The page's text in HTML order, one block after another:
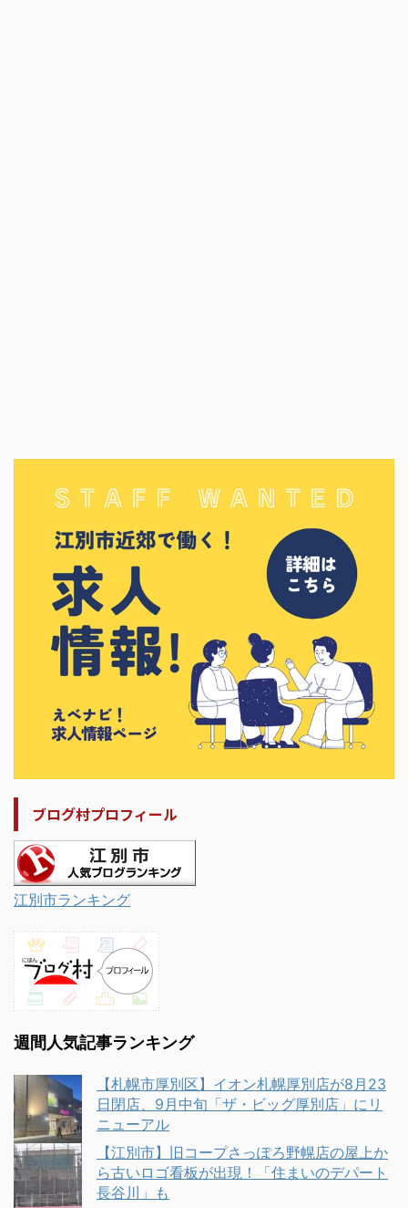
ブログ村プロフィール
江別市ランキング
週間人気記事ランキング
【札幌市厚別区】イオン札幌厚別店が8月23
日閉店、9月中旬「ザ・ビッグ厚別店」にリ
ニューアル
【江別市】旧コープさっぽろ野幌店の屋上か
ら古いロゴ看板が出現！「住まいのデパート
長谷川」も